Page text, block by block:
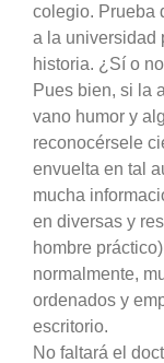
colegio. Prueba
a la universidad
historia. ¿Sí o
Pues bien, si la
vano humor y
reconocérsele
envuelta en tal
mucha
en diversas y
hombre
normalmente,
ordenados y
escritorio.
No faltará el